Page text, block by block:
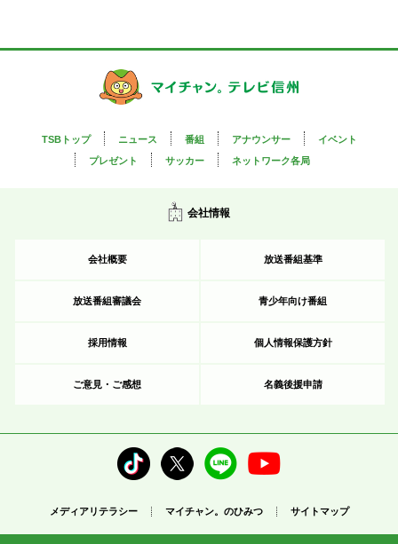
TSBトップ ニュース 番組 アナウンサー
イベント
プレゼント
サッカー ネットワーク各局
会社情報
会社概要 放送番組基準
放送番組審議会 青少年向け番組
採用情報 個人情報保護方針
ご意見・ご感想 名義後援申請
メディアリテラシー マイチャン。のひみつ サイトマップ